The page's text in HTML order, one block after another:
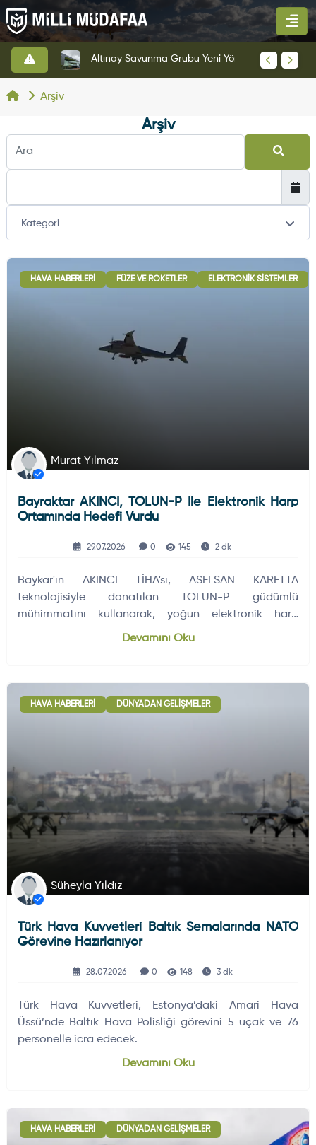
Arşiv
Arşiv
Kategori
HAVA HABERLERI FÜZE VE ROKETLER ELEKTRONIK SISTEMLER
Murat Yılmaz
Bayraktar AKINCI, TOLUN-P Ile Elektronik Harp
Ortamında Hedefi Vurdu
29.07.2026 0 145 2 dk
Baykar'ın AKINCI TİHA'sı, ASELSAN KARETTA
teknolojisiyle donatılan TOLUN-P güdümlü
mühimmatını kullanarak, yoğun elektronik harp
ortamında eş zamanlı ikili atış gerçekleştirdi ve…
Devamını Oku
HAVA HABERLERI DÜNYADAN GELIŞMELER
Süheyla Yıldız
Türk Hava Kuvvetleri Baltık Semalarında NATO
Görevine Hazırlanıyor
28.07.2026 0 148 3 dk
Türk Hava Kuvvetleri, Estonya’daki Amari Hava
Üssü’nde Baltık Hava Polisliği görevini 5 uçak ve 76
personelle icra edecek.
Devamını Oku
HAVA HABERLERI DÜNYADAN GELIŞMELER